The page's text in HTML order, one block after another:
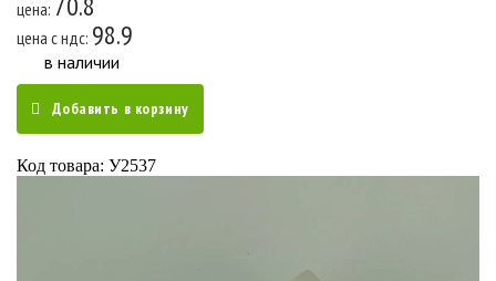
цена:
цена c ндс: 98.9
в наличии
Добавить в корзину
Код товара: У2537